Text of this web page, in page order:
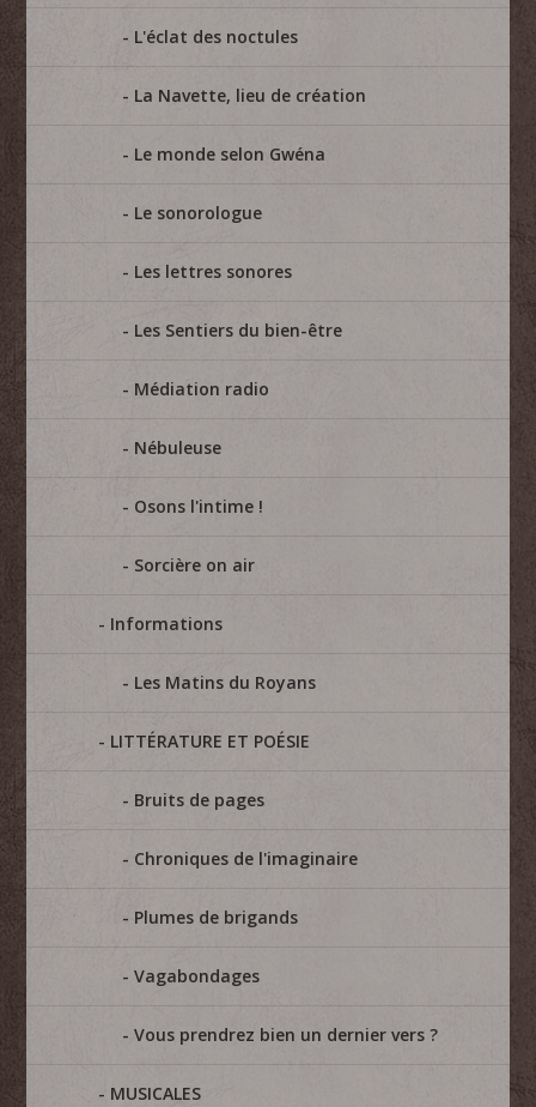
L'éclat des noctules
La Navette, lieu de création
Le monde selon Gwéna
Le sonorologue
Les lettres sonores
Les Sentiers du bien-être
Médiation radio
Nébuleuse
Osons l'intime !
Sorcière on air
Informations
Les Matins du Royans
LITTÉRATURE ET POÉSIE
Bruits de pages
Chroniques de l'imaginaire
Plumes de brigands
Vagabondages
Vous prendrez bien un dernier vers ?
MUSICALES